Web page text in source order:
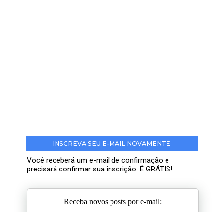
INSCREVA SEU E-MAIL NOVAMENTE
Você receberá um e-mail de confirmação e
precisará confirmar sua inscrição. É GRÁTIS!
Receba novos posts por e-mail: